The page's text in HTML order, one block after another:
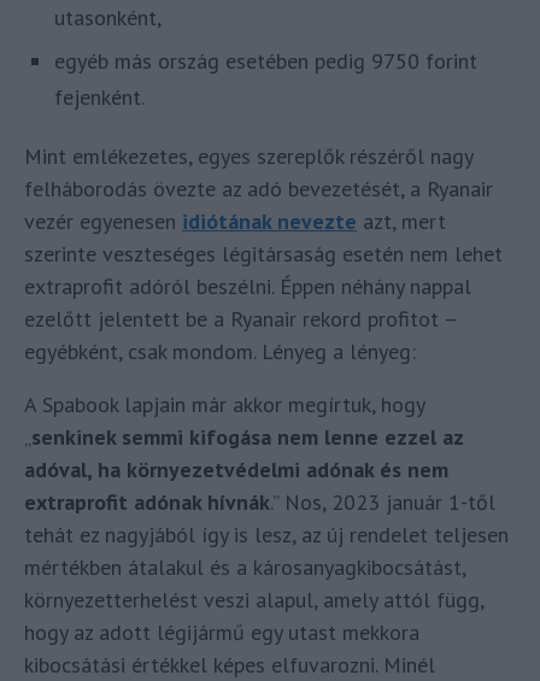
utasonként,
egyéb más ország esetében pedig 9750 forint
fejenként.
Mint emlékezetes, egyes szereplők részéről nagy
felháborodás övezte az adó bevezetését, a Ryanair
vezér egyenesen idiótának nevezte azt, mert
szerinte veszteséges légitársaság esetén nem lehet
extraprofit adóról beszélni. Éppen néhány nappal
ezelőtt jelentett be a Ryanair rekord profitot –
egyébként, csak mondom. Lényeg a lényeg:
A Spabook lapjain már akkor megírtuk, hogy
„senkinek semmi kifogása nem lenne ezzel az
adóval, ha környezetvédelmi adónak és nem
extraprofit adónak hívnák.” Nos, 2023 január 1-től
tehát ez nagyjából így is lesz, az új rendelet teljesen
mértékben átalakul és a károsanyagkibocsátást,
környezetterhelést veszi alapul, amely attól függ,
hogy az adott légijármű egy utast mekkora
kibocsátási értékkel képes elfuvarozni. Minél